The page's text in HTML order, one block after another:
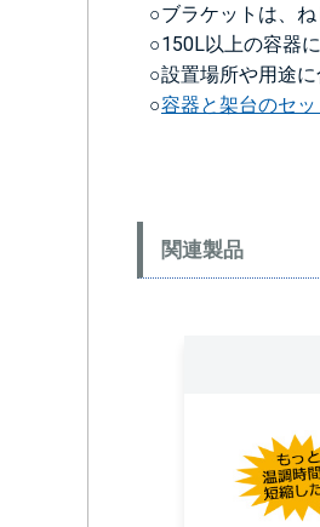
○ブラケットは、
○150L以上の容器
○設置場所や用途
○容器と架台のセッ
関連製品